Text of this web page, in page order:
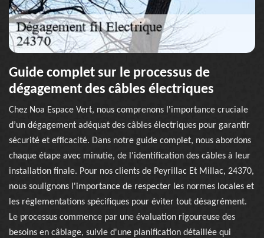
Guide complet sur le processus de
dégagement des câbles électriques
Chez Noa Espace Vert, nous comprenons l'importance cruciale
d’un dégagement adéquat des câbles électriques pour garantir
sécurité et efficacité. Dans notre guide complet, nous abordons
chaque étape avec minutie, de l'identification des câbles à leur
installation finale. Pour nos clients de Peyrillac Et Millac, 24370,
nous soulignons l'importance de respecter les normes locales et
les réglementations spécifiques pour éviter tout désagrément.
Le processus commence par une évaluation rigoureuse des
besoins en câblage, suivie d'une planification détaillée qui